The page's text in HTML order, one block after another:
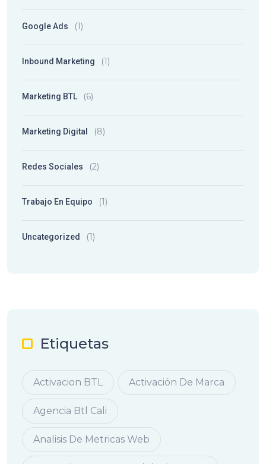
Google Ads (1)
Inbound Marketing (1)
Marketing BTL (6)
Marketing Digital (8)
Redes Sociales (2)
Trabajo En Equipo (1)
Uncategorized (1)
Etiquetas
Activacion BTL Activación De Marca
Agencia Btl Cali
Analisis De Metricas Web